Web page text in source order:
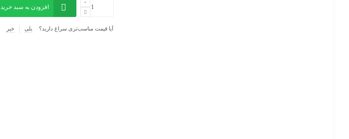
افزودن به سبد خرید
آیا قیمت مناسب‌تری سراغ دارید؟ بلی خیر